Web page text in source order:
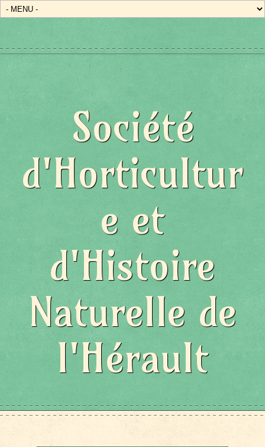
Société
d'Horticultur
e et
d'Histoire
Naturelle de
l'Hérault